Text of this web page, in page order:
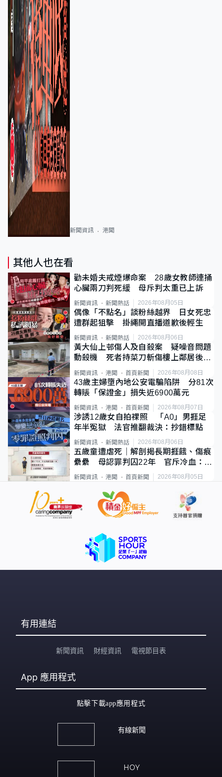
新聞資訊 港聞
其他人也在看
勸未婚夫戒煙爆命案 28歲女教師連捅
心臟兩刀判死緩 母斥判太重已上訴
新聞資訊 新聞熱話 2026年08月05日
偶像「不點名」談粉絲越界 日女死忠
遭群起狙擊 掛繩開直播道歉後輕生
新聞資訊 新聞熱話 2026年08月06日
黃大仙上邨傷人及自殺案 疑噪音問題
動殺機 死者持菜刀斬傷樓上鄰居後墮
新聞資訊 港聞 首頁新聞 2026年08月08日
43歲主婦墮內地公安電騙陷阱 分81次
轉賬「保證金」損失近6900萬元
新聞資訊 港聞 首頁新聞 2026年08月07日
涉誘12歲女自拍祼照 「A0」男捱足
年半冤獄 法官推翻裁決：抄錯標點
新聞資訊 新聞熱話 2026年08月06日
五歲童遭虐死｜解剖揭長期捱餓、傷痕
纍纍 母認罪判囚22年 官斥冷血：同
類案最惡劣
新聞資訊 港聞 首頁新聞 2026年08月05日
有用連結
新聞資訊 財經資訊 電視節目表
App 應用程式
點擊下載app應用程式
有線新聞
HOY